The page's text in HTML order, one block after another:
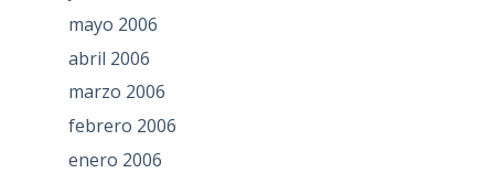
mayo 2006
abril 2006
marzo 2006
febrero 2006
enero 2006